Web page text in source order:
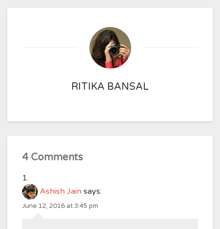
RITIKA BANSAL
4 Comments
Ashish Jain says:
June 12, 2016 at 3:45 pm